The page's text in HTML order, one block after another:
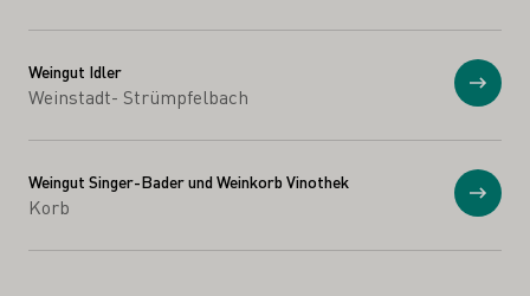
Weingut Idler
Weinstadt- Strümpfelbach
Weingut Singer-Bader und Weinkorb Vinothek
Korb